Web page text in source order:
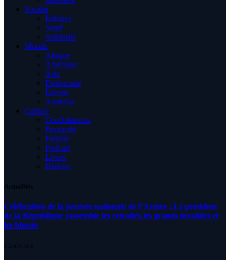
Société
Enfance
Santé
Solidarité
Monde
Afrique
Amérique
Asie
Diplomatie
Europe
Australia
Culture
Condoléances
Proximité
Famille
Podcast
Livres
Histoire
Actualités
Célébration de la journée nationale de l’Armée : Le président
de la République rassemble les retraités,les grands invalides et
les blessés
5 AOÛT 2026